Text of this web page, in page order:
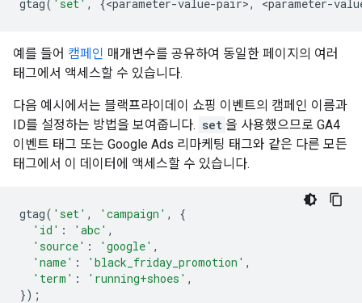
gtag( 'set' , {<parameter-value-pair>, <parameter-
예를 들어 캠페인 매개변수를 공유하여 동일한 페이지의 여러
태그에서 액세스할 수 있습니다.
다음 예시에서는 블랙프라이데이 쇼핑 이벤트의 캠페인 이름과
ID를 설정하는 방법을 보여줍니다. set 을 사용했으므로 GA4
이벤트 태그 또는 Google Ads 리마케팅 태그와 같은 다른 모든
태그에서 이 데이터에 액세스할 수 있습니다.
gtag( 'set' , 'campaign' ,
{
'id' : 'abc' ,
'source' : 'google' ,
'name' : 'black_friday_promotion' ,
'term' : 'running+shoes' ,
});